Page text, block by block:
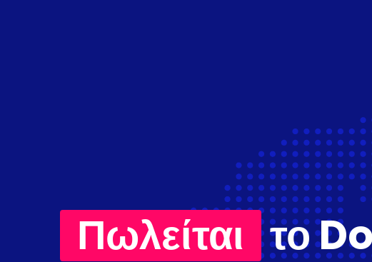
Πωλείται το